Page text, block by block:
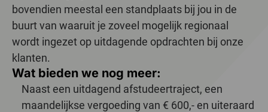
bovendien meestal een standplaats bij jou in de
buurt van waaruit je zoveel mogelijk regionaal
wordt ingezet op uitdagende opdrachten bij onze
klanten.
Wat bieden we nog meer:
Naast een uitdagend afstudeertraject, een
maandelijkse vergoeding van € 600,- en uiteraard